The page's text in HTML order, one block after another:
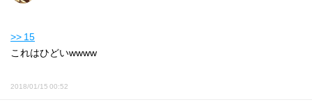
>> 15
これはひどいwwww
2018/01/15 00:52